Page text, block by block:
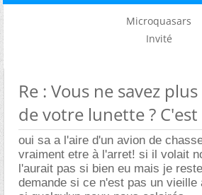
Microquasars
Invité
Re : Vous ne savez
de votre lunette ?
oui sa a l'aire d'un avion de
vraiment etre à l'arret! si il volait
l'aurait pas si bien eu mais je
demande si ce n'est pas un vieille